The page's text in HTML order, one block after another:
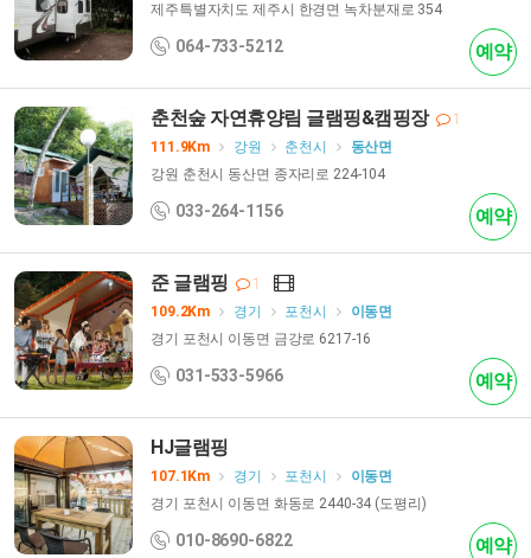
제주특별자치도 제주시 한경면 녹차분재로 354
064-733-5212 예약
춘천숲 자연휴양림 글램핑&캠핑장
1
111.9Km
강원 춘천시
동산면
강원 춘천시 동산면 종자리로 224-104
033-264-1156 예약
준 글램핑
1
109.2Km
경기 포천시
이동면
경기 포천시 이동면 금강로 6217-16
031-533-5966 예약
HJ글램핑
107.1Km 경기 포천시
이동면
경기 포천시 이동면 화동로 2440-34 (도평리)
010-8690-6822 예약